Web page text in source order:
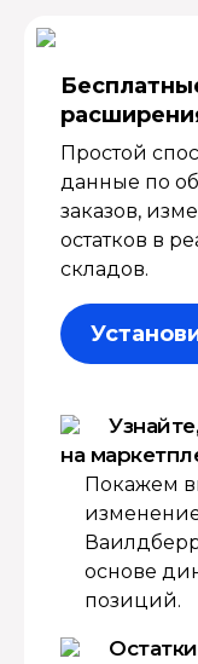
Простой
данные по
заказов,
остатков в
складов.
на
Покажем
основе
позиций.